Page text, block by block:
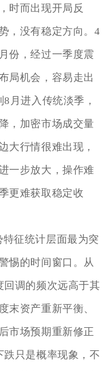
时而出现开局反
，没有稳定方向。4
份，经过一季度震
局机会，容易走出
月进入传统淡季，
，加密市场成交量
大行情很难出现，
一步放大，操作难
更难获取稳定收
征统计层面最为突
惕的时间窗口。从
回调的频次远高于其
末资产重新平衡、
市场预期重新修正
只是概率现象，不